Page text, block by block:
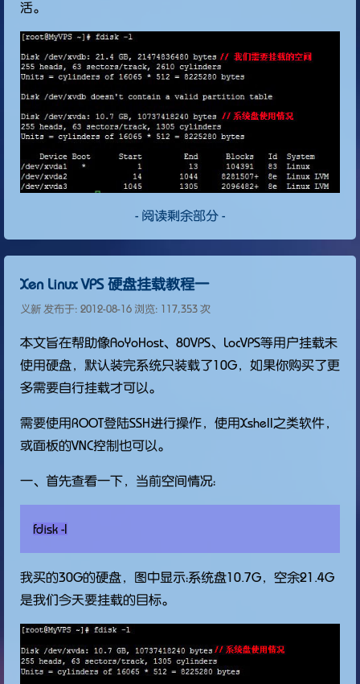
活。
- 阅读剩余部分 -
Xen Linux VPS 硬盘挂载教程一
义新 发布于: 2012-08-16 浏览: 117,353 次
本文旨在帮助像AoYoHost、80VPS、LocVPS等用户挂载未
使用硬盘，默认装完系统只装载了10G，如果你购买了更
多需要自行挂载才可以。
需要使用ROOT登陆SSH进行操作，使用Xshell之类软件，
或面板的VNC控制也可以。
一、首先查看一下，当前空间情况：
我买的30G的硬盘，图中显示：系统盘10.7G，空余21.4G
是我们今天要挂载的目标。